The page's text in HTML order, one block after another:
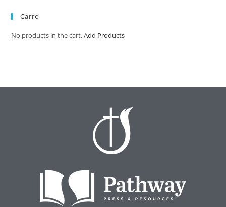
Carro
No products in the cart.Add Products